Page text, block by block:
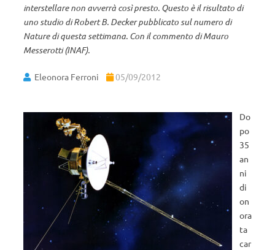
interstellare non avverrà così presto. Questo è il risultato di
uno studio di Robert B. Decker pubblicato sul numero di
Nature di questa settimana. Con il commento di Mauro
Messerotti (INAF).
Eleonora Ferroni 05/09/2012
Do
po
35
an
ni
di
on
ora
ta
car